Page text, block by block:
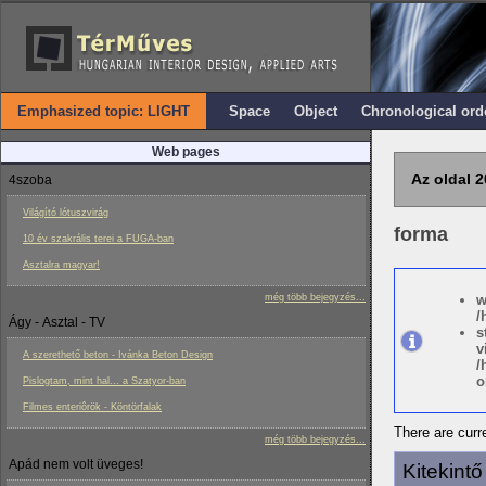
Emphasized topic: LIGHT Space Object Chronological
Web pages
4szoba
Világító lótuszvirág
10 év szakrális terei a FUGA-ban
Asztalra magyar!
még több bejegyzés...
Ágy - Asztal - TV
A szerethető beton - Ivánka Beton Design
Pislogtam, mint hal... a Szatyor-ban
Filmes enteriôrök - Köntörfalak
még több bejegyzés...
Apád nem volt üveges!
Az oldal
forma
/
/
There are